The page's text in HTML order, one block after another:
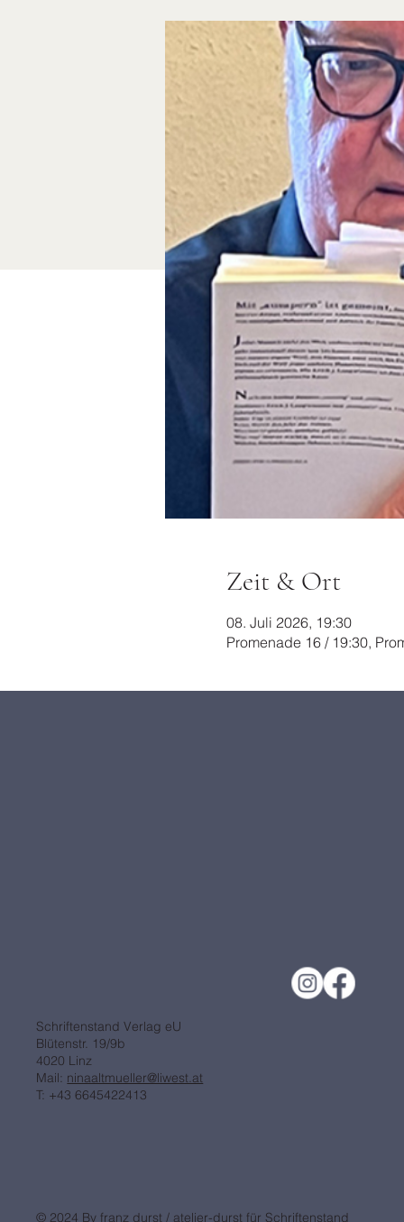
Zeit & Ort
08. Juli 2026, 19:30
Promenade 16 / 19:30,
Schriftenstand Verlag eU
Blütenstr. 19/9b
4020 Linz
Mail: ninaaltmueller@liwest.at
T: +43 6645422413
© 2024 By franz durst / atelier-durst für Schriftenstand